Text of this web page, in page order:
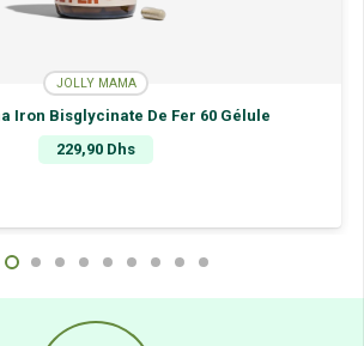
JOLLY MAMA
Iron Bisglycinate De Fer 60 Gélule
229,90 Dhs